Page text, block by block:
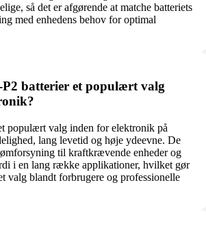
så det er afgørende at matche batteriets
med enhedens behov for optimal
batterier et populært valg
populært valg inden for elektronik på
lang levetid og høje ydeevne. De
til kraftkrævende enheder og
i en lang række applikationer, hvilket gør
valg blandt forbrugere og professionelle